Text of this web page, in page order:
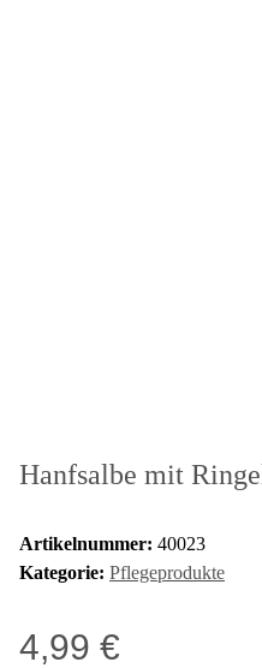
Hanfsalbe mit
Artikelnummer: 40023
Kategorie: Pflegeprodukte
4,99 €